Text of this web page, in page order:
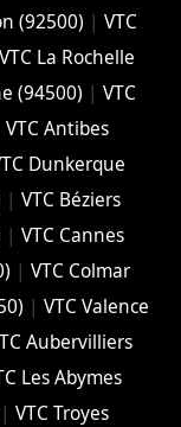
(92500) | VTC
VTC La Rochelle
(94500) | VTC
VTC Antibes
Dunkerque
|VTC Béziers
| VTC Cannes
| VTC Colmar
| VTC Valence
Aubervilliers
Les Abymes
|VTC Troyes